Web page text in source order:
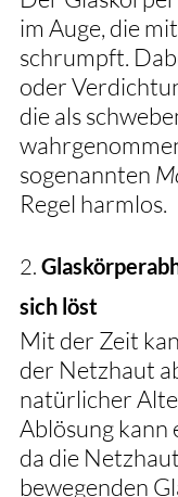
im Auge, die
schrumpft.
oder
die als
sogenannten
Regel harmlos.
2.
sich löst
Mit der Zeit
der Netzhaut
natürlicher
Ablösung kann
da die
bewegenden